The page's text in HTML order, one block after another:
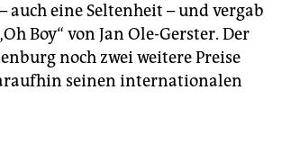
auch eine Seltenheit – und vergab
Boy“ von Jan Ole-Gerster. Der
noch zwei weitere Preise
seinen internationalen